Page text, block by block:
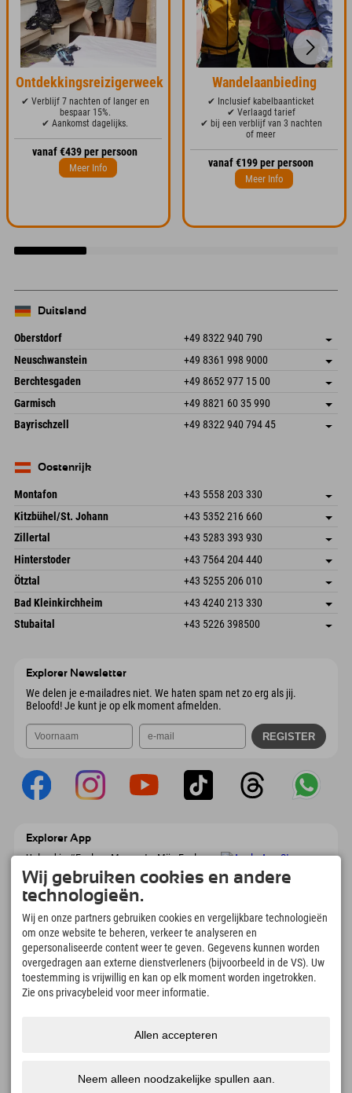
Ontdekkingsreizigerweek
✔ Verblijf 7 nachten of langer en
bespaar 15%.
✔ Aankomst dagelijks.
vanaf €439 per persoon
Meer Info
Wandelaanbieding
✔ Inclusief kabelbaanticket
✔ Verlaagd tarief
✔ bij een verblijf van 3 nachten
of meer
vanaf €199 per persoon
Meer Info
Duitsland
Oberstdorf +49 8322 940 790
An der Breitach 3
87538 Fischen I. Allgäu
Duitsland
Adres opslaan
Aankomstinformatie
Booking
Neuschwanstein +49 8361 998 9000
An der Riese 45
87484 Nesselwang im Allgäu
Duitsland
Adres opslaan
Booking
Berchtesgaden +49 8652 977 15 00
Hofreitstr. 7
83471 Schönau am Königssee
Duitsland
Adres opslaan
Aankomstinformatie
Booking
Garmisch +49 8821 60 35 990
Frickenstraße 22
82490 Farchant
Adres opslaan
Bayrischzell +49 8322 940 794 45
Duitsland
Oostenrijk
Montafon +43 5558 203 330
Dorfstr. 127b
6793 Gaschurn/Montafon
Oostenrijk
Adres opslaan
Aankomstinformatie
Booking
Kitzbühel/St. Johann +43 5352 216 660
Speckbacherstraße 87
Oostenrijk
Adres opslaan
Booking
Zillertal +43 5283 393 930
Schmiedau 2
6272 Kaltenbach im Zillertal
Oostenrijk
Adres opslaan
Aankomstinformatie
Booking
Hinterstoder +43 7564 204 440
Freizeitpark 10
Oostenrijk
Adres opslaan
Booking
Ötztal +43 5255 206 010
Gscheat 14
6441 Umhausen
Oostenrijk
Adres opslaan
Aankomstinformatie
Booking
Bad Kleinkirchheim +43 4240 213 330
Dorfstraße 24
Adres opslaan
Stubaital +43 5226 398500
Explorer Newsletter
We delen je e-mailadres niet. We haten spam net zo erg als jij.
Beloofd! Je kunt je op elk moment afmelden.
Explorer App
Upload je #ExplorerMoments, Mijn Explorer
To Go met een boekingsoverzicht, bucketlist,
restaurantoverzicht en nog veel meer.
Download nu!
Tijd voor ontdekkingsmomenten
166
Bergmeren en
avonturenzwembaden
4.634km
Pistes voor skiën en
aan
Wij gebruiken cookies en andere
technologieën.
Wij en onze partners gebruiken cookies en vergelijkbare technologieën
om onze website te beheren, verkeer te analyseren en
gepersonaliseerde content weer te geven. Gegevens kunnen worden
overgedragen aan externe dienstverleners (bijvoorbeeld in de VS). Uw
toestemming is vrijwillig en kan op elk moment worden ingetrokken.
Zie ons privacybeleid voor meer informatie.
Allen accepteren
Neem alleen noodzakelijke spullen aan.